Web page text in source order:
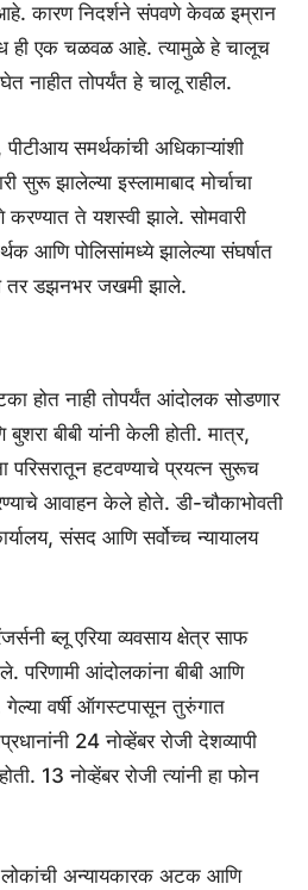
कारण निदर्शने संपवणे केवळ इम्रान
ही एक चळवळ आहे. त्यामुळे हे चालूच
नाहीत तोपर्यंत हे चालू राहील.
समर्थकांची अधिकाऱ्यांशी
सुरू झालेल्या इस्लामाबाद मोर्चाचा
ते यशस्वी झाले. सोमवारी
आणि पोलिसांमध्ये झालेल्या संघर्षात
तर डझनभर जखमी झाले.
होत नाही तोपर्यंत आंदोलक सोडणार
बीबी यांनी केली होती. मात्र,
परिसरातून हटवण्याचे प्रयत्न सुरूच
आवाहन केले होते. डी-चौकाभोवती
संसद आणि सर्वोच्च न्यायालय
ब्लू एरिया व्यवसाय क्षेत्र साफ
आंदोलकांना बीबी आणि
वर्षी ऑगस्टपासून तुरुंगात
24 नोव्हेंबर रोजी देशव्यापी
13 नोव्हेंबर रोजी त्यांनी हा फोन
लोकांची अन्यायकारक अटक आणि